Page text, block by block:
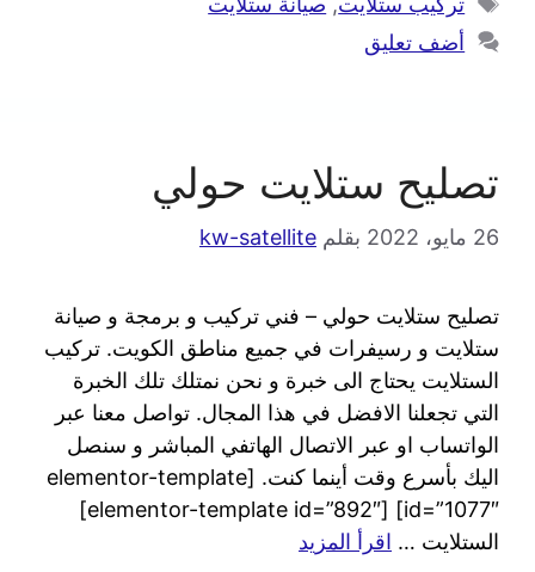
أضف تعليق
تصليح ستلايت حولي
26 مايو، 2022 بقلم kw-satellite
تصليح ستلايت حولي – فني تركيب و برمجة و صيانة
ستلايت و رسيفرات في جميع مناطق الكويت. تركيب
الستلايت يحتاج الى خبرة و نحن نمتلك تلك الخبرة
التي تجعلنا الافضل في هذا المجال. تواصل معنا عبر
الواتساب او عبر الاتصال الهاتفي المباشر و سنصل
اليك بأسرع وقت أينما كنت. [elementor-template
id=”1077″] [elementor-template id=”892″]
الستلايت … اقرأ المزيد